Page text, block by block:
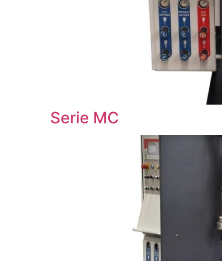
Serie MC